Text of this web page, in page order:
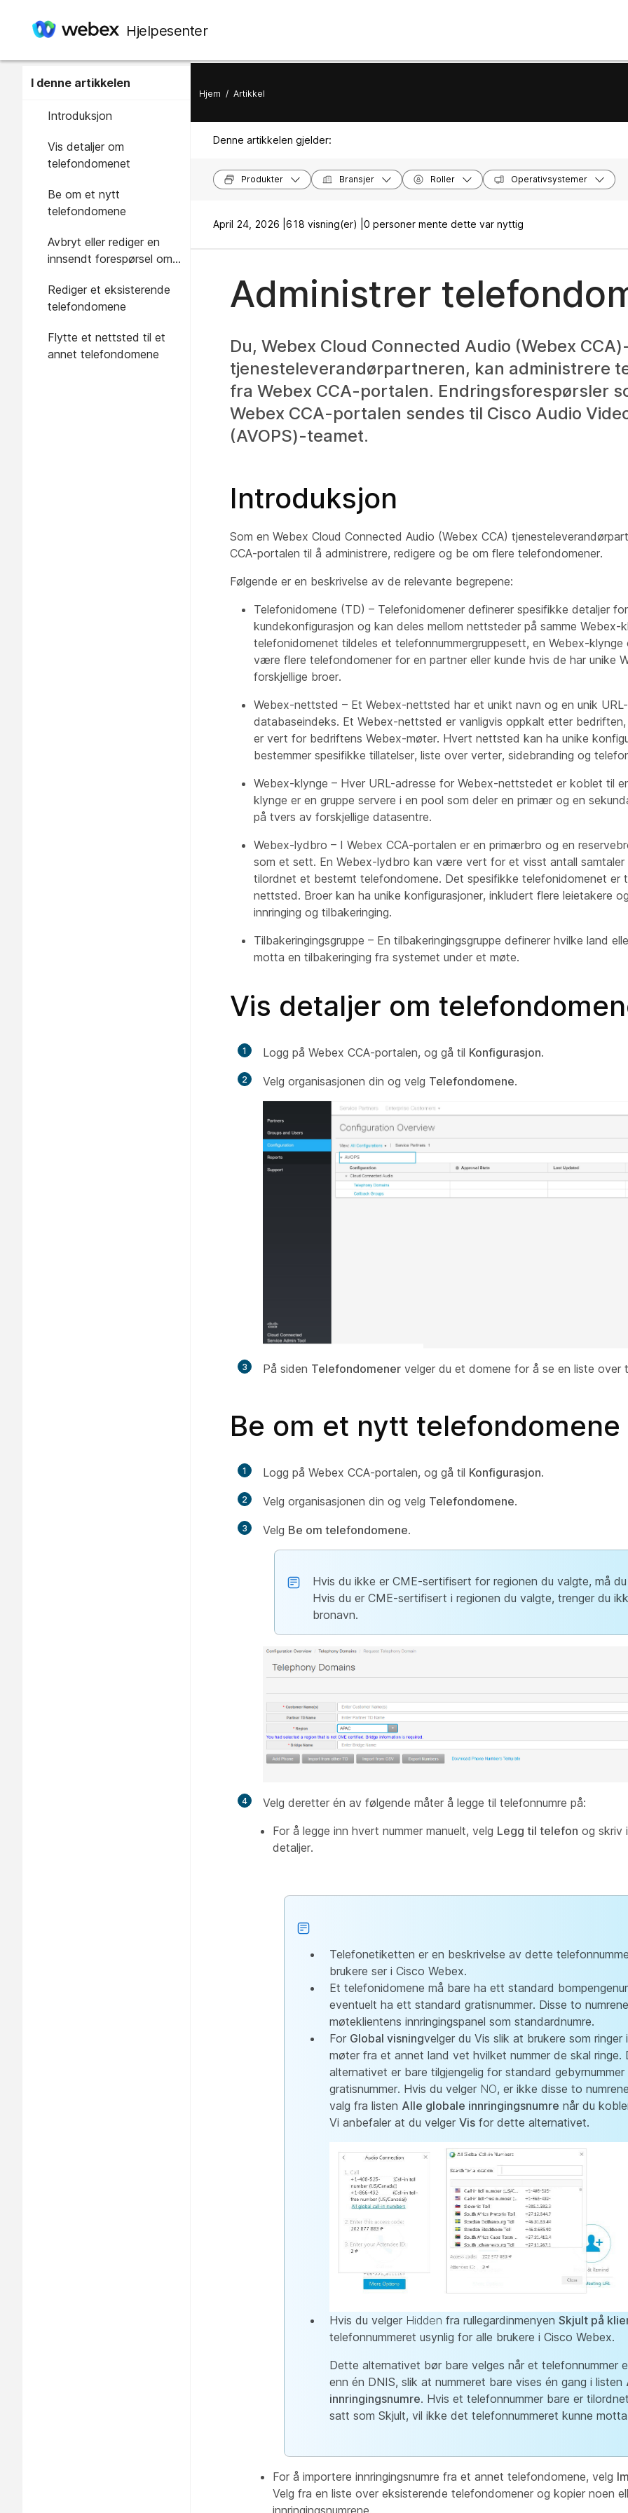
Hjelpesenter
I denne artikkelen
Introduksjon
Vis detaljer om
telefondomenet
Be om et nytt
telefondomene
Avbryt eller rediger en
innsendt forespørsel om
Rediger et eksisterende
telefondomene
Flytte et nettsted til et
annet telefondomene
Hjem / Artikkel
Denne artikkelen gjelder:
Produkter Bransjer Roller Operativsystemer
April 24, 2026 | 618 visning(er) | 0 personer mente dette var nyttig
Administrer
Du, Webex Cloud Connected Audio (Webex
tjenesteleverandørpartneren, kan administrere
fra Webex CCA-portalen. Endringsforespørsler
Webex CCA-portalen sendes til Cisco Audio
(AVOPS)-teamet.
Introduksjon
Som en Webex Cloud Connected Audio (Webex CCA)
CCA-portalen til å administrere, redigere og be om flere telefondomener.
Følgende er en beskrivelse av de relevante begrepene:
Telefonidomene (TD) – Telefonidomener definerer spesifikke detaljer
kundekonfigurasjon og kan deles mellom nettsteder på samme Webex-
telefonidomenet tildeles et telefonnummergruppesett, en Webex-
være flere telefondomener for en partner eller kunde hvis de har unike
forskjellige broer.
Webex-nettsted – Et Webex-nettsted har et unikt navn og en unik
databaseindeks. Et Webex-nettsted er vanligvis oppkalt etter
er vert for bedriftens Webex-møter. Hvert nettsted kan ha unike
bestemmer spesifikke tillatelser, liste over verter, sidebranding og
Webex-klynge – Hver URL-adresse for Webex-nettstedet er koblet til
klynge er en gruppe servere i en pool som deler en primær og en
på tvers av forskjellige datasentre.
Webex-lydbro – I Webex CCA-portalen er en primærbro og en
som et sett. En Webex-lydbro kan være vert for et visst antall samtaler
tilordnet et bestemt telefondomene. Det spesifikke telefonidomenet er
nettsted. Broer kan ha unike konfigurasjoner, inkludert flere leietakere
innringing og tilbakeringing.
Tilbakeringingsgruppe – En tilbakeringingsgruppe definerer hvilke land
motta en tilbakeringing fra systemet under et møte.
Vis detaljer om
1 Logg på Webex CCA-portalen, og gå til Konfigurasjon.
2 Velg organisasjonen din og velg Telefondomene.
3 På siden Telefondomener velger du et domene for å se en liste
Be om et nytt telefondomene
1 Logg på Webex CCA-portalen, og gå til Konfigurasjon.
2 Velg organisasjonen din og velg Telefondomene.
3 Velg Be om telefondomene.
Hvis du ikke er CME-sertifisert for regionen du valgte, må
Hvis du er CME-sertifisert i regionen du valgte, trenger du
bronavn.
4
Velg deretter én av følgende måter å legge til telefonnumre på:
For å legge inn hvert nummer manuelt, velg Legg til telefon og skriv
detaljer.
Telefonetiketten er en beskrivelse av dette
brukere ser i Cisco Webex.
Et telefonidomene må bare ha ett standard
eventuelt ha ett standard gratisnummer. Disse to
møteklientens innringingspanel som standardnumre.
For Global visningvelger du Vis slik at brukere som ringer
møter fra et annet land vet hvilket nummer de skal ringe.
alternativet er bare tilgjengelig for standard
gratisnummer. Hvis du velger NO, er ikke disse to
valg fra listen Alle globale innringingsnumre når du
Vi anbefaler at du velger Vis for dette alternativet.
Hvis du velger Hidden fra rullegardinmenyen Skjult på
telefonnummeret usynlig for alle brukere i Cisco Webex.
Dette alternativet bør bare velges når et telefonnummer
enn én DNIS, slik at nummeret bare vises én gang i listen
innringingsnumre. Hvis et telefonnummer bare er
satt som Skjult, vil ikke det telefonnummeret kunne
For å importere innringingsnumre fra et annet telefondomene, velg
Velg fra en liste over eksisterende telefondomener og kopier noen
innringingsnumrene.